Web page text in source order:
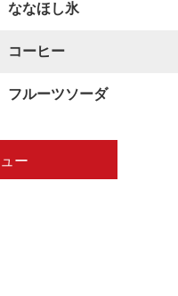
ななほし氷
コーヒー
フルーツソーダ
ー